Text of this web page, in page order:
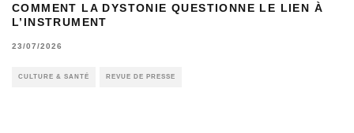
COMMENT LA DYSTONIE QUESTIONNE LE LIEN À
L’INSTRUMENT
23/07/2026
CULTURE & SANTÉ REVUE DE PRESSE